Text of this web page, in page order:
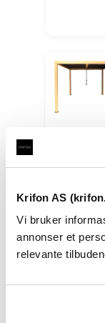
Krifon AS
Vi bruker
annonser et
relevante